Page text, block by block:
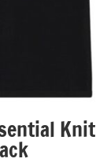
Knit